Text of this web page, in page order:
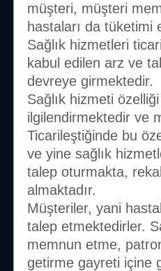
müşteri, müşteri
hastaları da tüketimi
Sağlık hizmetleri
kabul edilen arz ve
devreye girmektedir.
Sağlık hizmeti
ilgilendirmektedir ve
Ticarileştiğinde bu
ve yine sağlık
talep oturmakta,
almaktadır.
Müşteriler, yani
talep etmektedirler.
memnun etme,
getirme gayreti içine